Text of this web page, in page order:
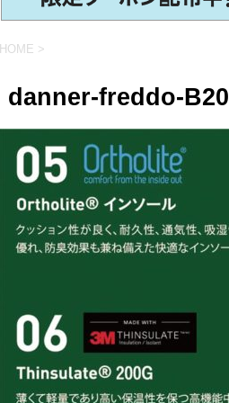
HOME >
danner-freddo-